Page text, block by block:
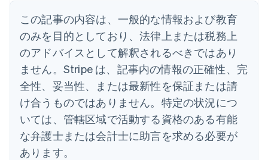
この記事の内容は、一般的な情報および教育
のみを目的としており、法律上または税務上
のアドバイスとして解釈されるべきではあり
ません。Stripe は、記事内の情報の正確性、完
全性、妥当性、または最新性を保証または請
け合うものではありません。特定の状況につ
いては、管轄区域で活動する資格のある有能
な弁護士または会計士に助言を求める必要が
あります。
イタリア
Italiano English
インド
English
エストニア
English
オーストラリア
English
オーストリア
Deutsch English
オランダ
Nederlands